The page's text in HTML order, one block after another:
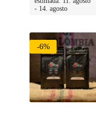
opciones
elegir
la
página
producto
- 14. agosto
-6%